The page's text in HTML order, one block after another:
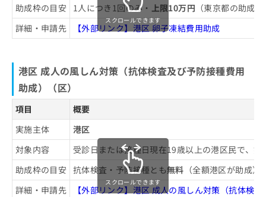
助成枠の目安
1人につき1回のみ・ 上限10万円 （東京都の助成
詳細・申請先
【外部リンク】港区 卵子凍結費用助成
スクロールできます
港区 成人の風しん対策（抗体検査及び予防接種費用
助成）（区）
項目
概要
実施主体
港区
対象内容
受診日または接種日現在19歳以上の港区民で、
助成枠の目安 抗体検査・予防接種とも無料 （全額港区が助成
詳細・申請先
【外部リンク】港区 成人の風しん対策（抗体検
スクロールできます